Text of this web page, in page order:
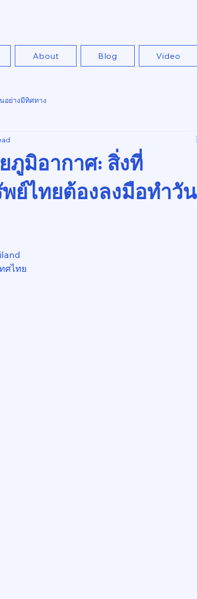
About Blog Video
อย่างมีทิศทาง
ภูมิอากาศ: สิ่งที่
ย์ไทยต้องลงมือทำวัน
ศไทย